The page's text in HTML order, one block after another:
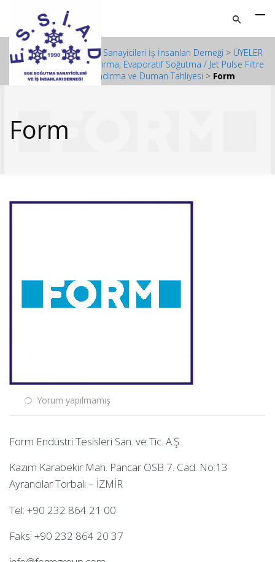
ESSİAD - Ege Soğutma Sanayicileri İş İnsanları Derneği > ÜYELER
>Endüstriyel Havalandırma, Evaporatif Soğutma / Jet Pulse Filtre
/ Doğal Havalandırma ve Duman Tahliyesi > Form
Form
Yorum yapılmamış
Form Endüstri Tesisleri San. ve Tic. A.Ş.
Kazım Karabekir Mah. Pancar OSB 7. Cad. No:13
Ayrancılar Torbalı – İZMİR
Tel: +90 232 864 21 00
Faks: +90 232 864 20 37